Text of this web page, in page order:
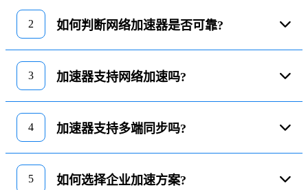
2 如何判断网络加速器是否可靠?
3 加速器支持网络加速吗?
4 加速器支持多端同步吗?
5 如何选择企业加速方案?